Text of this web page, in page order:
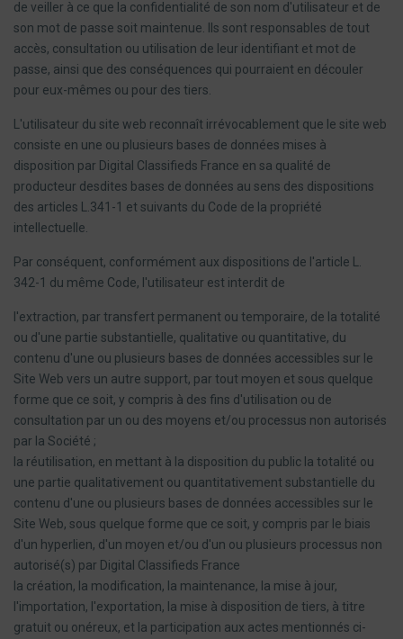
de veiller à ce que la confidentialité de son nom d'utilisateur et de
son mot de passe soit maintenue. Ils sont responsables de tout
accès, consultation ou utilisation de leur identifiant et mot de
passe, ainsi que des conséquences qui pourraient en découler
pour eux-mêmes ou pour des tiers.
L'utilisateur du site web reconnaît irrévocablement que le site web
consiste en une ou plusieurs bases de données mises à
disposition par Digital Classifieds France en sa qualité de
producteur desdites bases de données au sens des dispositions
des articles L.341-1 et suivants du Code de la propriété
intellectuelle.
Par conséquent, conformément aux dispositions de l'article L.
342-1 du même Code, l'utilisateur est interdit de
l'extraction, par transfert permanent ou temporaire, de la totalité
ou d'une partie substantielle, qualitative ou quantitative, du
contenu d'une ou plusieurs bases de données accessibles sur le
Site Web vers un autre support, par tout moyen et sous quelque
forme que ce soit, y compris à des fins d'utilisation ou de
consultation par un ou des moyens et/ou processus non autorisés
par la Société ;
la réutilisation, en mettant à la disposition du public la totalité ou
une partie qualitativement ou quantitativement substantielle du
contenu d'une ou plusieurs bases de données accessibles sur le
Site Web, sous quelque forme que ce soit, y compris par le biais
d'un hyperlien, d'un moyen et/ou d'un ou plusieurs processus non
autorisé(s) par Digital Classifieds France
la création, la modification, la maintenance, la mise à jour,
l'importation, l'exportation, la mise à disposition de tiers, à titre
gratuit ou onéreux, et la participation aux actes mentionnés ci-